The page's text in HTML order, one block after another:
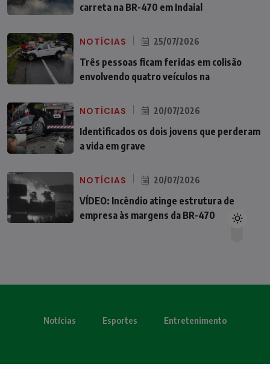
carreta na BR-470 em Indaial
NOTÍCIAS 25/07/2026
Três pessoas ficam feridas em colisão
envolvendo quatro veículos na
NOTÍCIAS 20/07/2026
Identificados os dois jovens que perderam
a vida em grave
NOTÍCIAS 20/07/2026
VÍDEO: Incêndio atinge estrutura de
empresa às margens da BR-470
Notícias Esportes Entretenimento